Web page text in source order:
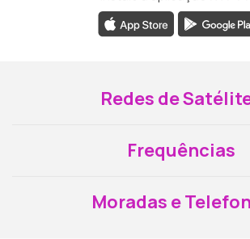
Redes de
Frequências
Moradas e